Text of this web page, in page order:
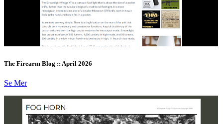
The Firearm Blog :: April 2026
Se Mer